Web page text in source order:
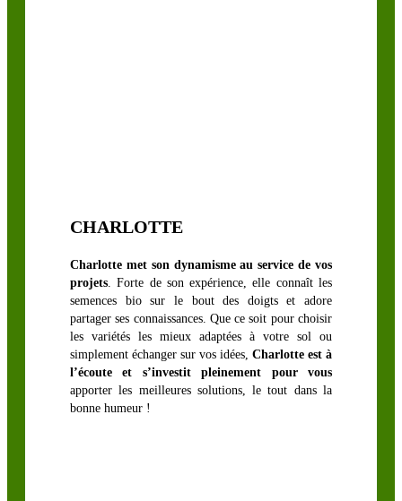
biologique
Sainfoin,
Mélilot,
Séradelle &
Cameline
Trèfle blanc
Trèfle
d’Alexandrie
CHARLOTTE
Charlotte met son dynamisme au service de vos
projets. Forte de son expérience, elle connaît les
semences bio sur le bout des doigts et adore
partager ses connaissances. Que ce soit pour choisir
les variétés les mieux adaptées à votre sol ou
simplement échanger sur vos idées, Charlotte est à
l’écoute et s’investit pleinement pour vous
apporter les meilleures solutions, le tout dans la
bonne humeur !